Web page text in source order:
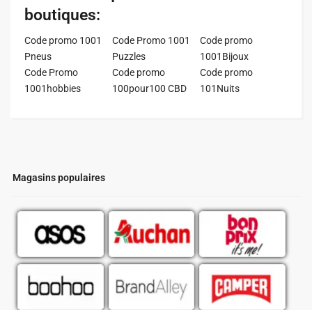
Magasins populaires
boutiques:
Code promo 1001
Pneus
Code Promo 1001
Puzzles
Code promo
1001Bijoux
Code Promo
1001hobbies
Code promo
100pour100 CBD
Code promo
101Nuits